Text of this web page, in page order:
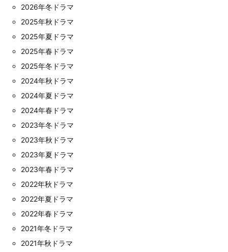
2026年冬ドラマ
2025年秋ドラマ
2025年夏ドラマ
2025年春ドラマ
2025年冬ドラマ
2024年秋ドラマ
2024年夏ドラマ
2024年春ドラマ
2023年冬ドラマ
2023年秋ドラマ
2023年夏ドラマ
2023年春ドラマ
2022年秋ドラマ
2022年夏ドラマ
2022年春ドラマ
2021年冬ドラマ
2021年秋ドラマ